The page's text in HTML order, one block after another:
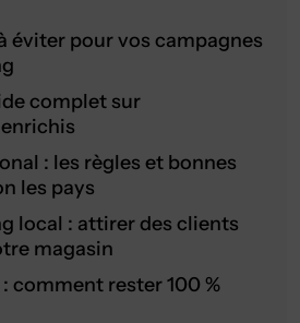
éviter pour vos campagnes
complet sur
: les règles et bonnes
les pays
local : attirer des clients
magasin
: comment rester 100 %